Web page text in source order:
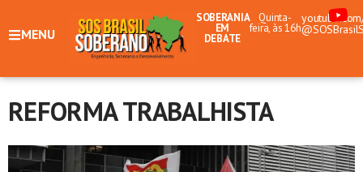
MENU
SOBERANIA
EM
DEBATE
Quinta-
feira, às 16h
REFORMA TRABALHISTA